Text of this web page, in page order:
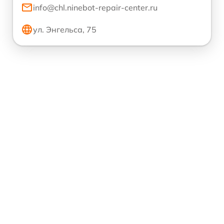
info@chl.ninebot-repair-center.ru
ул. Энгельса, 75